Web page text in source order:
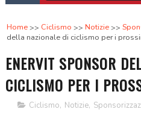
Home Ciclismo Notizie
della nazionale di ciclismo per i
ENERVIT SPONSOR
CICLISMO PER I
Ciclismo, Notizie,